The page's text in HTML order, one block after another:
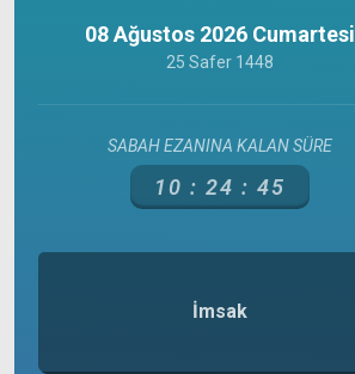
08 Ağustos 2026 Cumartesi
25 Safer 1448
SABAH EZANINA KALAN SÜRE
10 :24 :45
İmsak